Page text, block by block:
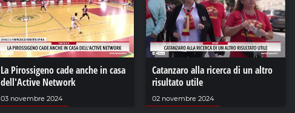
La Pirossigeno cade anche in casa
dell'Active Network
03 novembre 2024
Catanzaro alla ricerca di un altro
risultato utile
02 novembre 2024